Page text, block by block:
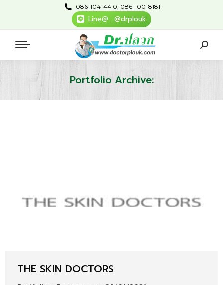
086-104-4410, 086-100-8181
Line@ : @drplouk
Portfolio Archive:
THE SKIN DOCTORS